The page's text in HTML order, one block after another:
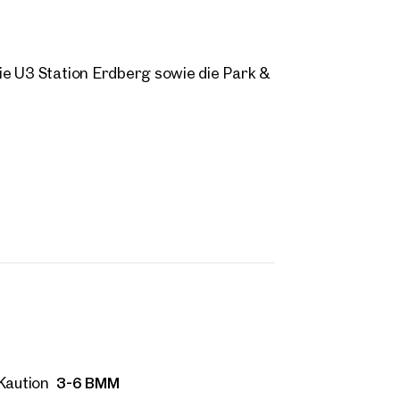
U3 Station Erdberg sowie die Park &
3-6 BMM